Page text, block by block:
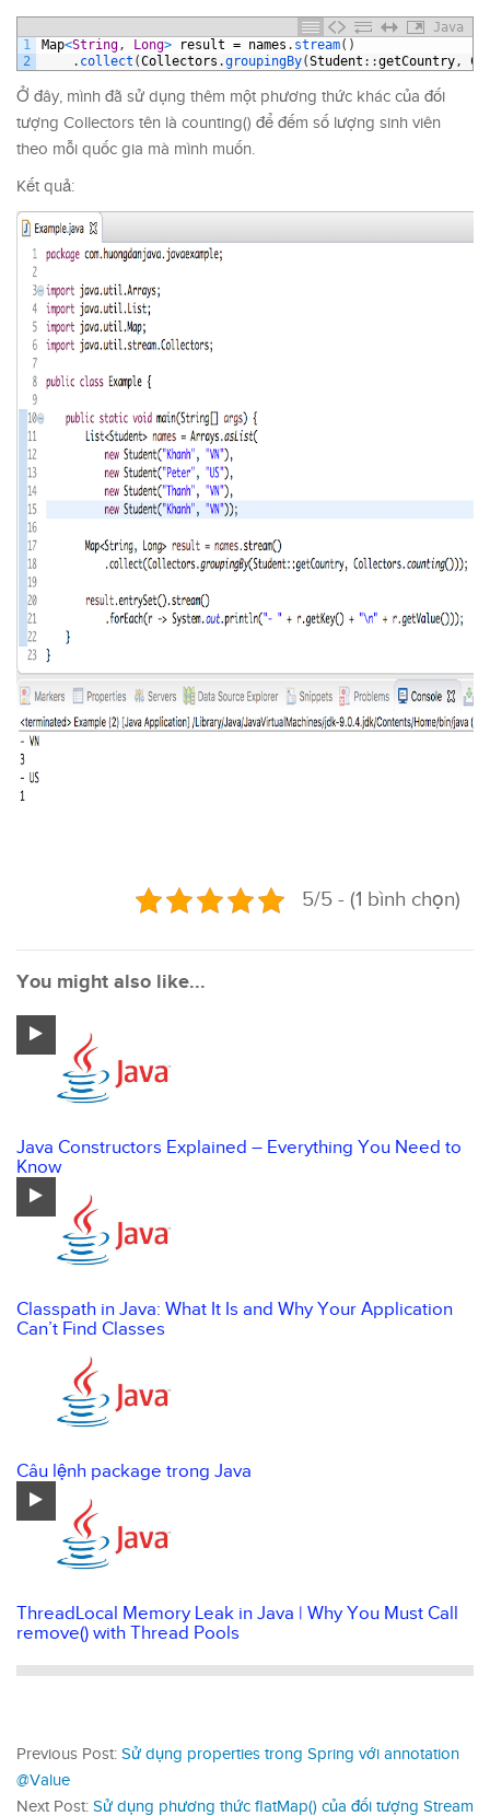
Java
1
2
Map<String , Long> result = names . stream( )
. collect (Collectors .groupingBy(Student : :getCountry ,
Ở đây, mình đã sử dụng thêm một phương thức khác của đối
tượng Collectors tên là counting() để đếm số lượng sinh viên
theo mỗi quốc gia mà mình muốn.
Kết quả:
5/5 - (1 bình chọn)
You might also like...
Java Constructors Explained – Everything You Need to
Know
Classpath in Java: What It Is and Why Your Application
Can’t Find Classes
Câu lệnh package trong Java
ThreadLocal Memory Leak in Java | Why You Must Call
remove() with Thread Pools
Previous Post: Sử dụng properties trong Spring với annotation
@Value
Next Post: Sử dụng phương thức flatMap() của đối tượng Stream